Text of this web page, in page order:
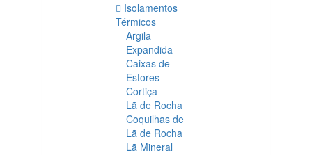
Isolamentos
Térmicos
Argila
Expandida
Caixas de
Estores
Cortiça
Lã de Rocha
Coquilhas de
Lã de Rocha
Lã Mineral